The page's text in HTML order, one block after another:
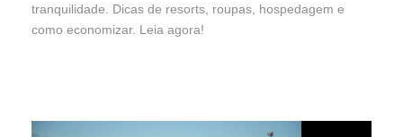
tranquilidade. Dicas de resorts, roupas, hospedagem e
como economizar. Leia agora!